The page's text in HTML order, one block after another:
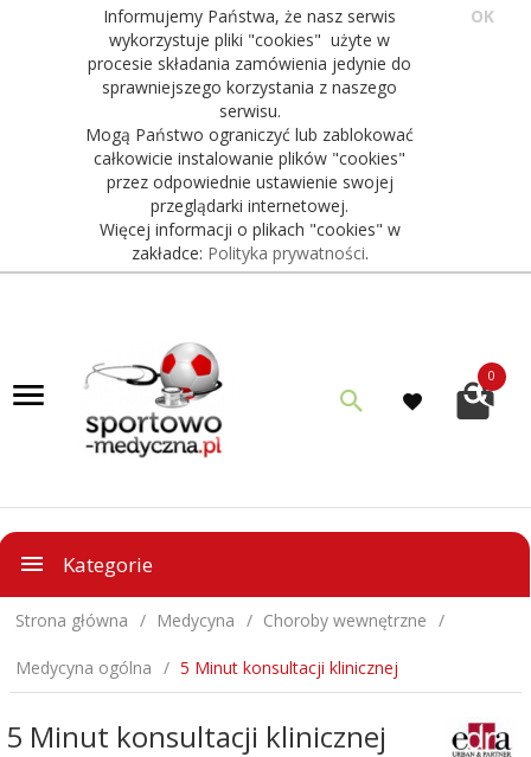
Informujemy Państwa, że nasz serwis
wykorzystuje pliki "cookies" użyte w
procesie składania zamówienia jedynie do
sprawniejszego korzystania z naszego
serwisu.
Mogą Państwo ograniczyć lub zablokować
całkowicie instalowanie plików "cookies"
przez odpowiednie ustawienie swojej
przeglądarki internetowej.
Więcej informacji o plikach "cookies" w
zakładce: Polityka prywatności.
OK
0
Kategorie
Strona główna Medycyna Choroby wewnętrzne
Medycyna ogólna 5 Minut konsultacji klinicznej
5 Minut konsultacji klinicznej